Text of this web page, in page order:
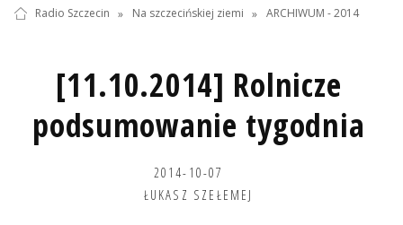
Radio Szczecin » Na szczecińskiej ziemi » ARCHIWUM - 2014
[11.10.2014] Rolnicze
podsumowanie tygodnia
2014-10-07
ŁUKASZ SZEŁEMEJ